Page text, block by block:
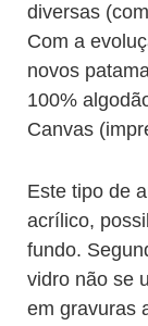
diversas
Com a
novos
100%
Canvas
Este tipo de
acrílico,
fundo.
vidro não se
em gravuras